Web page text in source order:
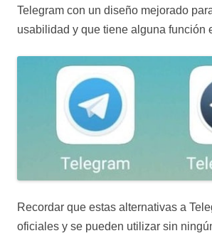
Telegram con un diseño mejorado
usabilidad y que tiene alguna función
Recordar que estas alternativas a
oficiales y se pueden utilizar sin